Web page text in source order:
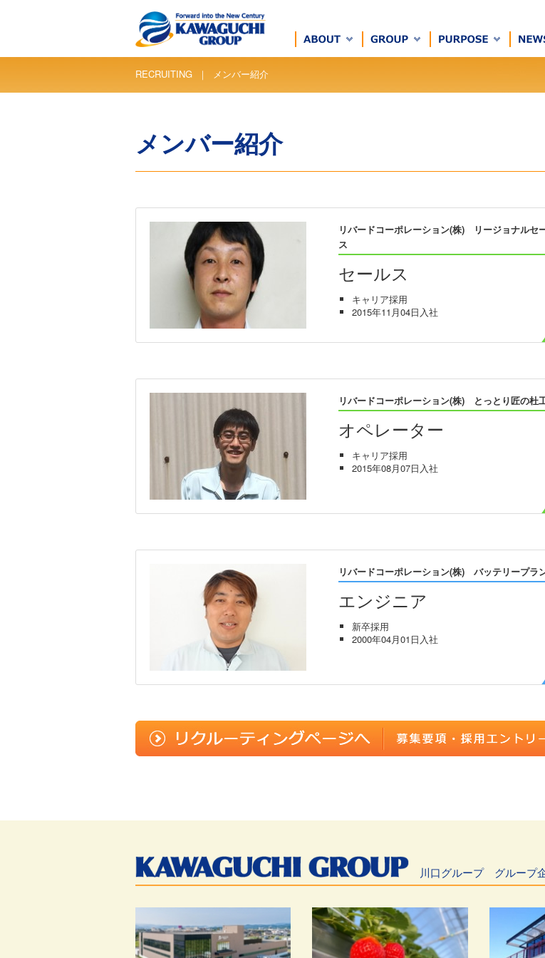
RECRUITING ｜ メンバー紹介
メンバー紹介
リバードコーポレーション(株) リージョナルセ
ス
セールス
キャリア採用
2015年11月04日入社
リバードコーポレーション(株) とっとり匠の
オペレーター
キャリア採用
2015年08月07日入社
リバードコーポレーション(株) バッテリープ
エンジニア
新卒採用
2000年04月01日入社
川口グループ グループ